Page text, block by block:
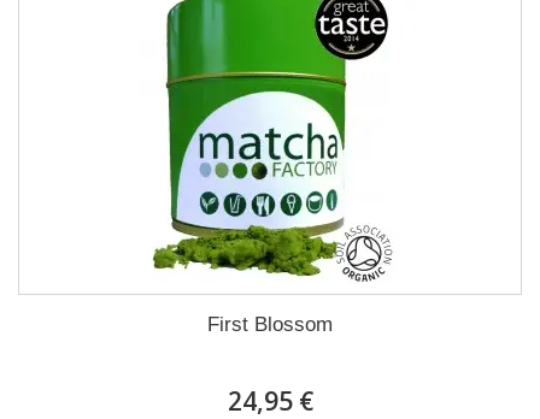
First Blossom
24,95 €